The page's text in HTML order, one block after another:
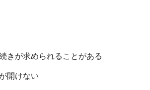
きが求められることがある
開けない